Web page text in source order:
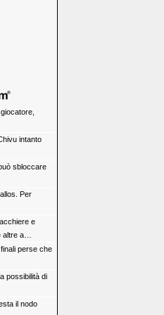
intanto
sbloccare
Per
e
altre a
Milan-Leao,
perse che
possibilità di
il nodo